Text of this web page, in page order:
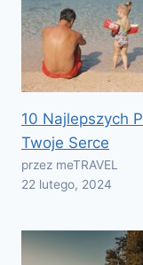
10 Najlepszych
Twoje Serce
przez meTRAVEL
22 lutego, 2024